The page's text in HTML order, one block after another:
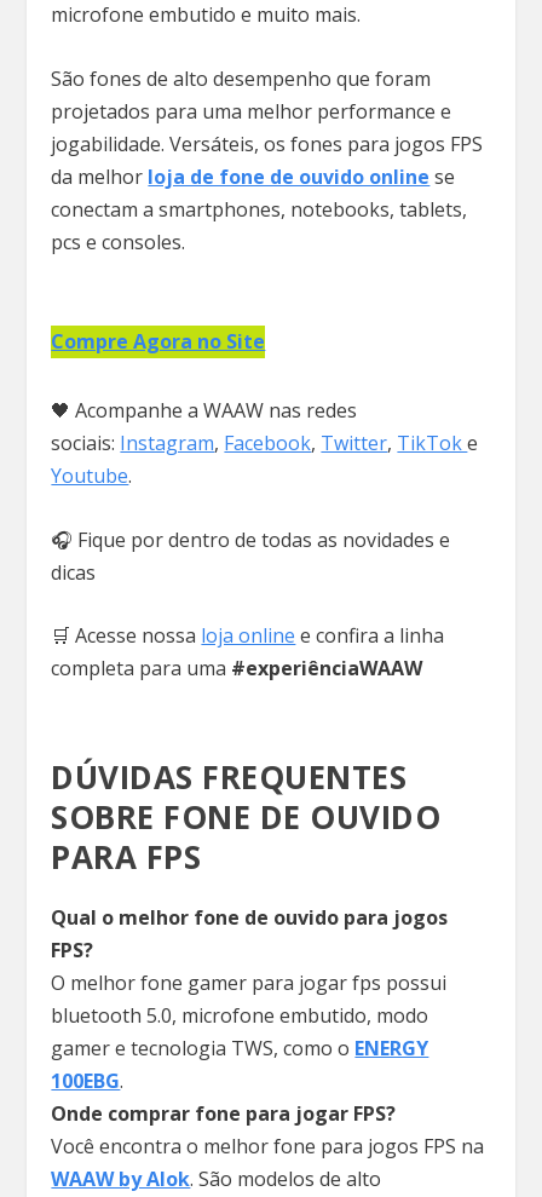
microfone embutido e muito mais.
São fones de alto desempenho que foram
projetados para uma melhor performance e
jogabilidade. Versáteis, os fones para jogos FPS
da melhor loja de fone de ouvido online se
conectam a smartphones, notebooks, tablets,
pcs e consoles.
Compre Agora no Site
🖤 Acompanhe a WAAW nas redes
sociais: Instagram, Facebook, Twitter, TikToke
Youtube.
🎧 Fique por dentro de todas as novidades e
dicas
🛒 Acesse nossa loja online e confira a linha
completa para uma #experiênciaWAAW
DÚVIDAS FREQUENTES
SOBRE FONE DE OUVIDO
PARA FPS
Qual o melhor fone de ouvido para jogos
FPS?
O melhor fone gamer para jogar fps possui
bluetooth 5.0, microfone embutido, modo
gamer e tecnologia TWS, como o ENERGY
100EBG.
Onde comprar fone para jogar FPS?
Você encontra o melhor fone para jogos FPS na
WAAW by Alok. São modelos de alto